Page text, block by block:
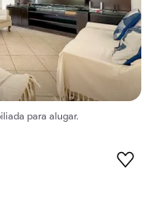
para alugar.